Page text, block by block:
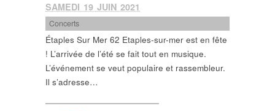
SAMEDI 19 JUIN 2021
Concerts
Étaples Sur Mer 62 Etaples-sur-mer est en fête
! L’arrivée de l’été se fait tout en musique.
L’événement se veut populaire et rassembleur.
Il s’adresse…